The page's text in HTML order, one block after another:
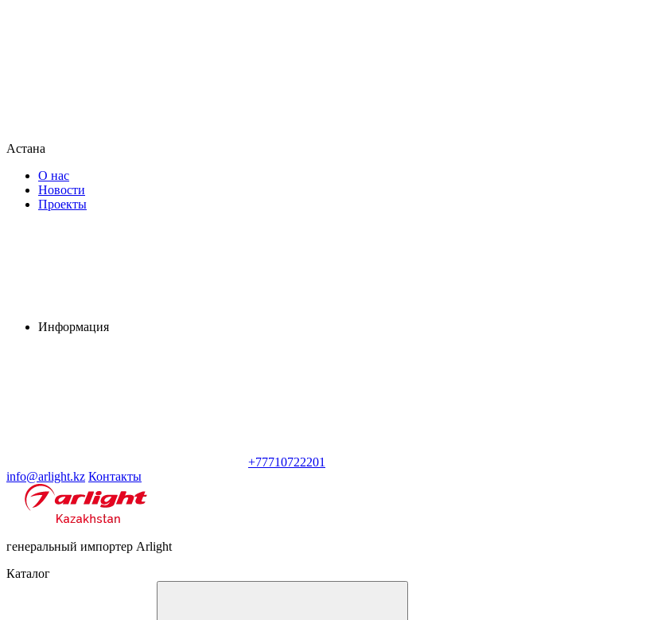
Астана
О нас
Новости
Проекты
Информация
+77710722201
info@arlight.kz Контакты
генеральный импортер Arlight
Каталог